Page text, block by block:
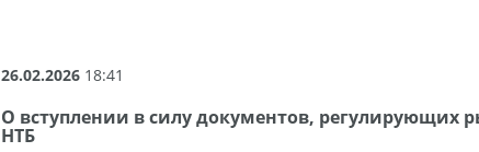
26.02.2026 18:41
О вступлении в силу документов, регулирующих
НТБ